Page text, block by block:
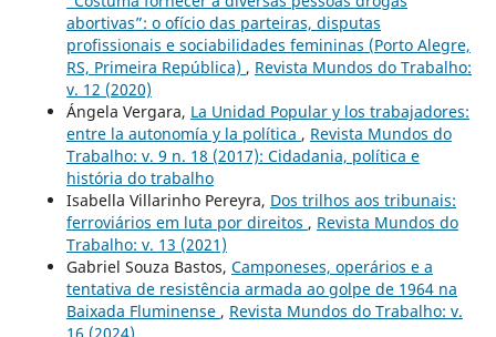
abortivas”: o ofício das parteiras, disputas
profissionais e sociabilidades femininas (Porto Alegre,
RS, Primeira República) , Revista Mundos do Trabalho:
v. 12 (2020)
Ángela Vergara, La Unidad Popular y los trabajadores:
entre la autonomía y la política , Revista Mundos do
Trabalho: v. 9 n. 18 (2017): Cidadania, política e
história do trabalho
Isabella Villarinho Pereyra, Dos trilhos aos tribunais:
ferroviários em luta por direitos , Revista Mundos do
Trabalho: v. 13 (2021)
Gabriel Souza Bastos, Camponeses, operários e a
tentativa de resistência armada ao golpe de 1964 na
Baixada Fluminense , Revista Mundos do Trabalho: v.